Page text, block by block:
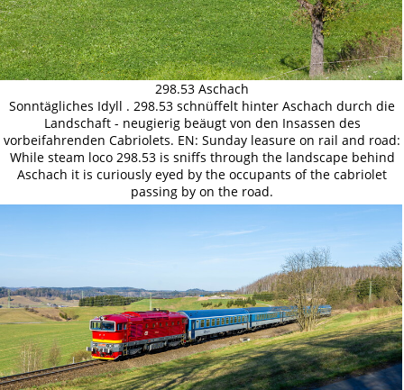
298.53 Aschach
Sonntägliches Idyll . 298.53 schnüffelt hinter Aschach durch die
Landschaft - neugierig beäugt von den Insassen des
vorbeifahrenden Cabriolets. EN: Sunday leasure on rail and road:
While steam loco 298.53 is sniffs through the landscape behind
Aschach it is curiously eyed by the occupants of the cabriolet
passing by on the road.